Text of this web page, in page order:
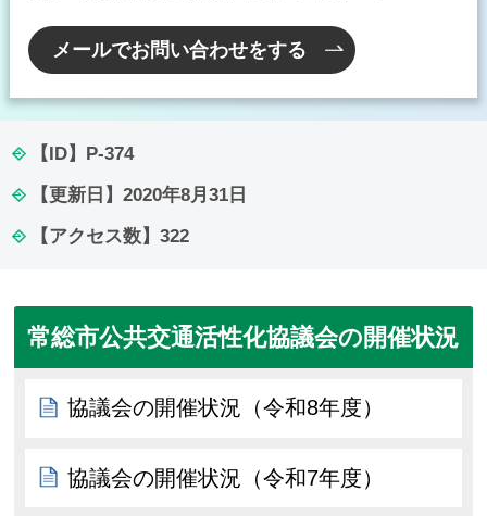
メールでお問い合わせをする
【ID】 P-374
【更新日】 2020年8月31日
【アクセス数】 322
常総市公共交通活性化協議会の開催状況
協議会の開催状況（令和8年度）
協議会の開催状況（令和7年度）